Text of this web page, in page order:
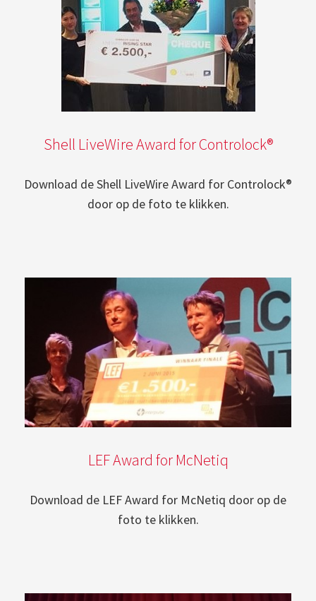
Shell LiveWire Award for Controlock®
Download de Shell LiveWire Award for Controlock®
door op de foto te klikken.
LEF Award for McNetiq
Download de LEF Award for McNetiq door op de
foto te klikken.